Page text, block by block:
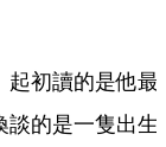
起初讀的是他最
談的是一隻出生